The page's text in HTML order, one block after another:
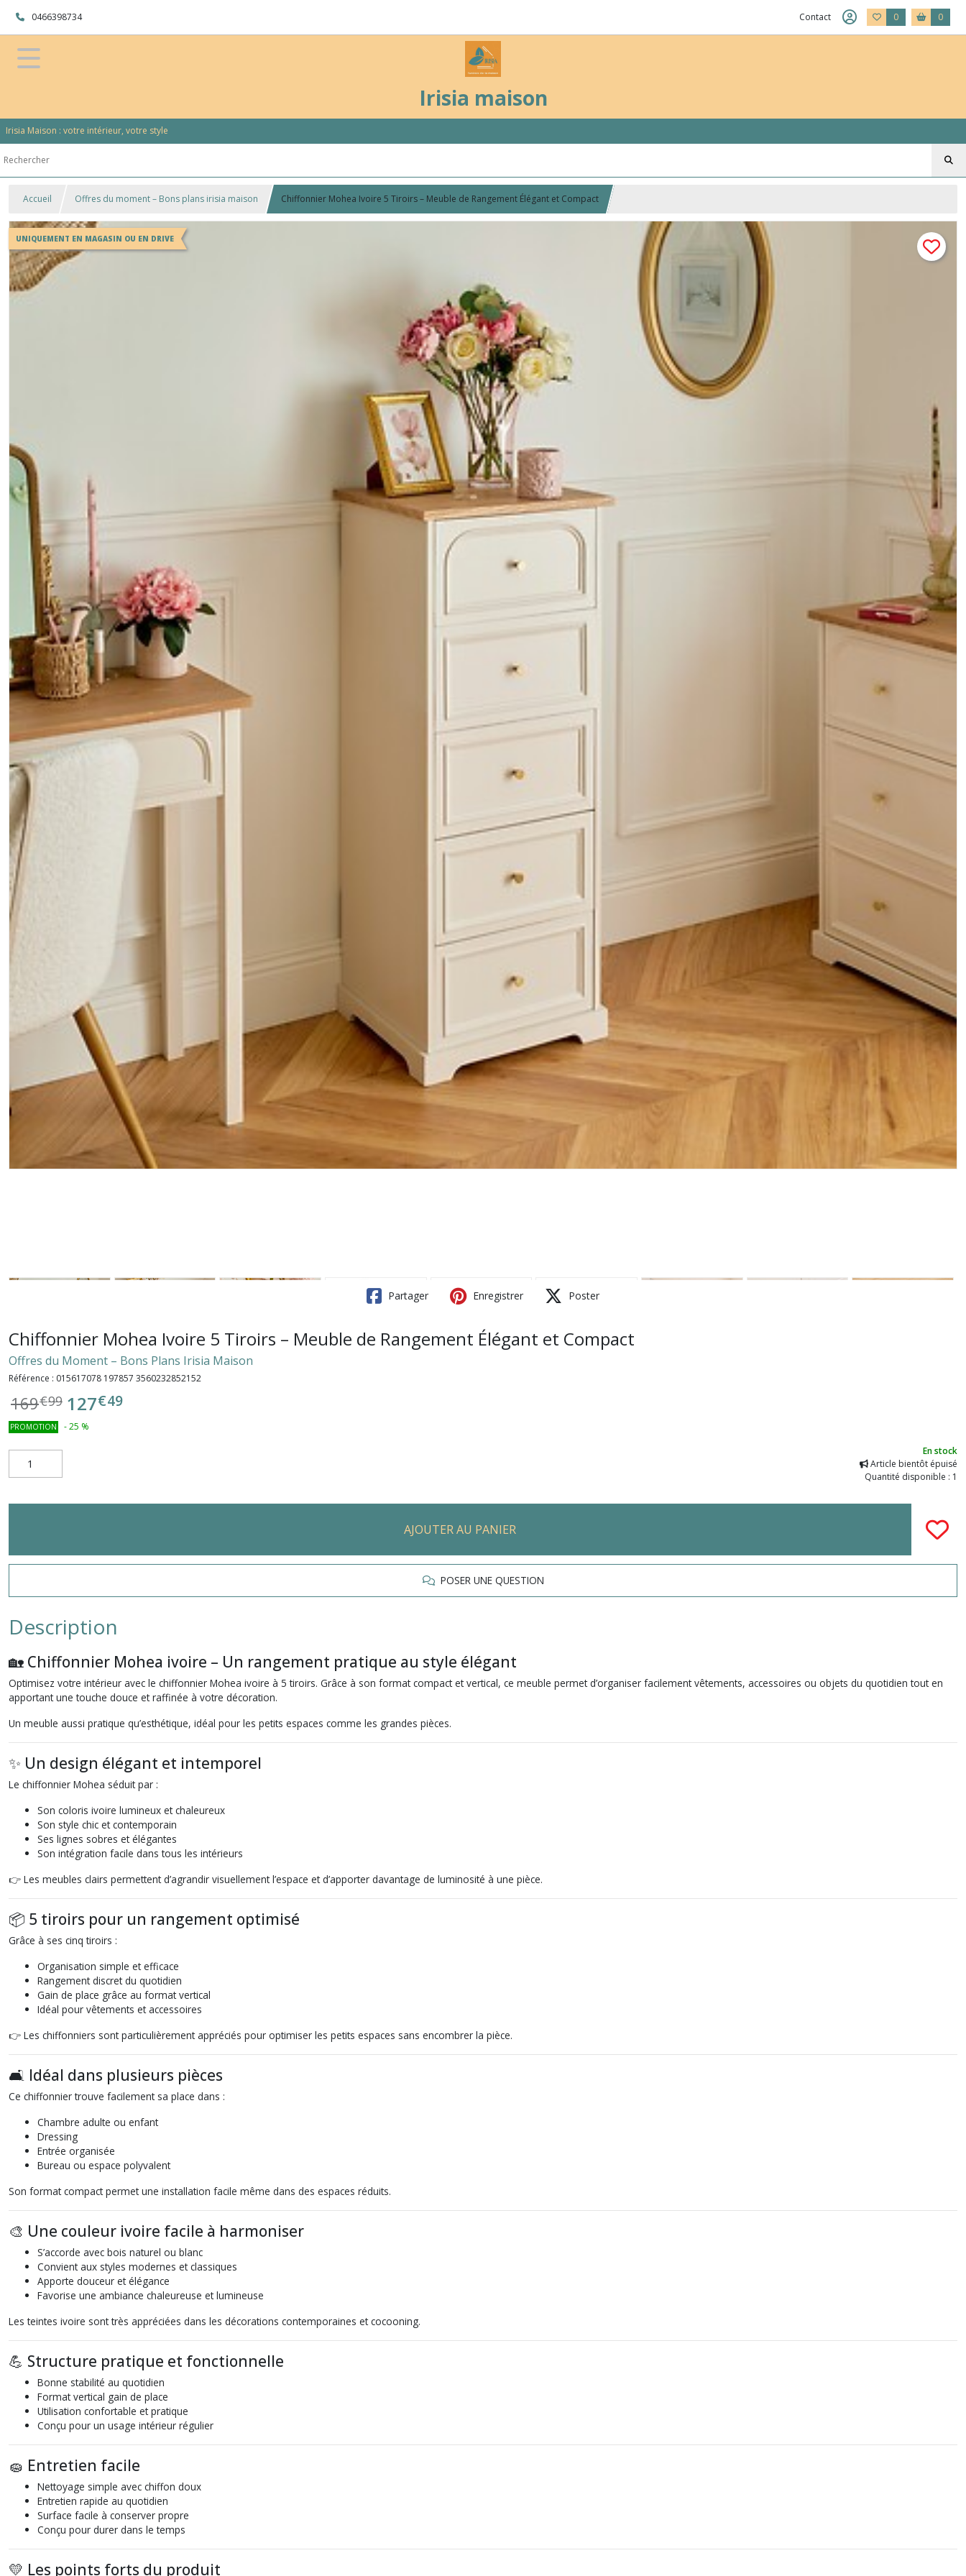
0466398734 Contact 0 0
Irisia maison
Irisia Maison : votre intérieur, votre style
Accueil Offres du moment – Bons plans irisia maison Chiffonnier Mohea Ivoire 5 Tiroirs – Meuble de Rangement Élégant et Compact
UNIQUEMENT EN MAGASIN OU EN DRIVE
Partager Enregistrer Poster
Chiffonnier Mohea Ivoire 5 Tiroirs – Meuble de Rangement Élégant et Compact
Offres du Moment – Bons Plans Irisia Maison
Référence : 015617078 197857 3560232852152
169€99 127€49
PROMOTION -25 %
En stock
Article bientôt épuisé
Quantité disponible : 1
AJOUTER AU PANIER
POSER UNE QUESTION
Description
🏡 Chiffonnier Mohea ivoire – Un rangement pratique au style élégant
Optimisez votre intérieur avec le chiffonnier Mohea ivoire à 5 tiroirs. Grâce à son format compact et vertical, ce meuble permet d’organiser facilement vêtements, accessoires ou objets du quotidien tout en
apportant une touche douce et raffinée à votre décoration.
Un meuble aussi pratique qu’esthétique, idéal pour les petits espaces comme les grandes pièces.
✨ Un design élégant et intemporel
Le chiffonnier Mohea séduit par :
Son coloris ivoire lumineux et chaleureux
Son style chic et contemporain
Ses lignes sobres et élégantes
Son intégration facile dans tous les intérieurs
👉 Les meubles clairs permettent d’agrandir visuellement l’espace et d’apporter davantage de luminosité à une pièce.
📦 5 tiroirs pour un rangement optimisé
Grâce à ses cinq tiroirs :
Organisation simple et efficace
Rangement discret du quotidien
Gain de place grâce au format vertical
Idéal pour vêtements et accessoires
👉 Les chiffonniers sont particulièrement appréciés pour optimiser les petits espaces sans encombrer la pièce.
🛋️ Idéal dans plusieurs pièces
Ce chiffonnier trouve facilement sa place dans :
Chambre adulte ou enfant
Dressing
Entrée organisée
Bureau ou espace polyvalent
Son format compact permet une installation facile même dans des espaces réduits.
🎨 Une couleur ivoire facile à harmoniser
S’accorde avec bois naturel ou blanc
Convient aux styles modernes et classiques
Apporte douceur et élégance
Favorise une ambiance chaleureuse et lumineuse
Les teintes ivoire sont très appréciées dans les décorations contemporaines et cocooning.
💪 Structure pratique et fonctionnelle
Bonne stabilité au quotidien
Format vertical gain de place
Utilisation confortable et pratique
Conçu pour un usage intérieur régulier
🧽 Entretien facile
Nettoyage simple avec chiffon doux
Entretien rapide au quotidien
Surface facile à conserver propre
Conçu pour durer dans le temps
💛 Les points forts du produit